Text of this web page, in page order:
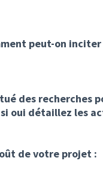
peut-on
des recherches
oui détaillez les
de votre projet :